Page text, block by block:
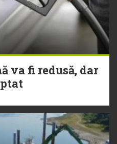
va fi redusă, dar